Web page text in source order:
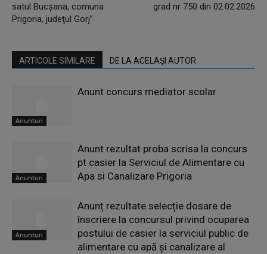
satul Bucşana, comuna
Prigoria, judeţul Gorj”
grad nr 750 din 02.02.2026
ARTICOLE SIMILARE DE LA ACELAȘI AUTOR
Anunturi
Anunt concurs mediator scolar
Anunturi
Anunt rezultat proba scrisa la concurs
pt casier la Serviciul de Alimentare cu
Apa si Canalizare Prigoria
Anunturi
Anunț rezultate selecție dosare de
înscriere la concursul privind ocuparea
postului de casier la serviciul public de
alimentare cu apă și canalizare al